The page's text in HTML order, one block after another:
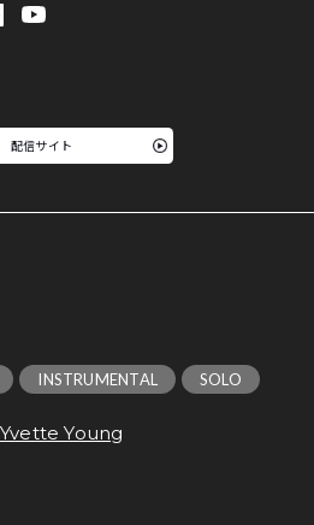
配信サイト
INSTRUMENTAL SOLO
Young